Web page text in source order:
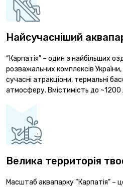
Найсучасніший
“Карпатія” – один з найбільших
розважальних комплексів
сучасні атракціони, термальні
атмосферу. Вмістимість до
Велика территорія
Масштаб аквапарку “Карпатія” –